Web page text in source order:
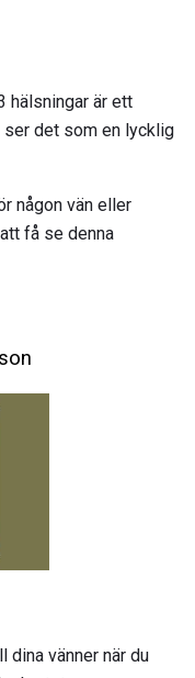
hälsningar är ett
det som en lycklig
någon vän eller
få se denna
dina vänner när du